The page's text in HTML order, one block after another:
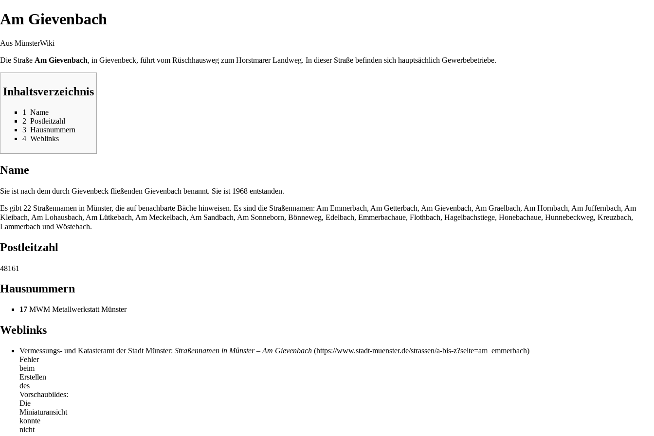
Am Gievenbach
Aus MünsterWiki
Die Straße Am Gievenbach, in Gievenbeck, führt vom Rüschhausweg zum Horstmarer Landweg. In dieser Straße befinden sich hauptsächlich Gewerbebetriebe.
Inhaltsverzeichnis
1
Name
2 Postleitzahl
3 Hausnummern
4 Weblinks
Name
Sie ist nach dem durch Gievenbeck fließenden Gievenbach benannt. Sie ist 1968 entstanden.
Es gibt 22 Straßennamen in Münster, die auf benachbarte Bäche hinweisen. Es sind die Straßennamen: Am Emmerbach, Am Getterbach, Am Gievenbach, Am Graelbach, Am Hornbach, Am Juffernbach, Am
Kleibach, Am Lohausbach, Am Lütkebach, Am Meckelbach, Am Sandbach, Am Sonneborn, Bönneweg, Edelbach, Emmerbachaue, Flothbach, Hagelbachstiege, Honebachaue, Hunnebeckweg, Kreuzbach,
Lammerbach und Wöstebach.
Postleitzahl
48161
Hausnummern
17 MWM Metallwerkstatt Münster
Weblinks
Vermessungs- und Katasteramt der Stadt Münster: Straßennamen in Münster – Am Gievenbach
Fehler
beim
Erstellen
des
Vorschaubildes:
Die
Miniaturansicht
konnte
nicht